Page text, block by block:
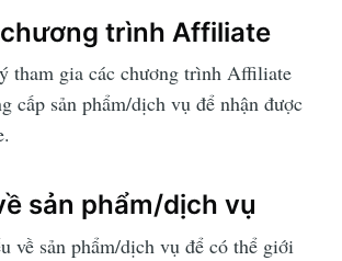
trình Affiliate
tham gia các chương trình Affiliate
cấp sản phẩm/dịch vụ để nhận được
sản phẩm/dịch vụ
về sản phẩm/dịch vụ để có thể giới
date! Get all the latest &
delivered straight to